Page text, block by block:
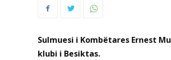
Sulmuesi i Kombëtares Ernest
klubi i Besiktas.